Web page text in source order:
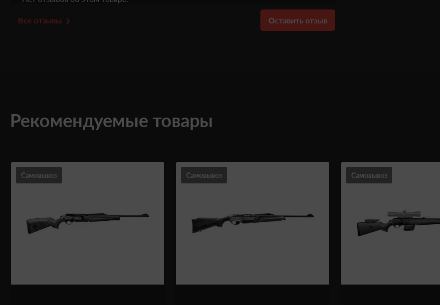
Все отзывы Оставить отзыв
Рекомендуемые товары
Самовывоз Самовывоз Самовывоз